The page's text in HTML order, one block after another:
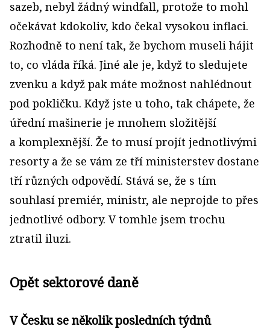
sazeb, nebyl žádný windfall, protože to mohl
očekávat kdokoliv, kdo čekal vysokou inflaci.
Rozhodně to není tak, že bychom museli hájit
to, co vláda říká. Jiné ale je, když to sledujete
zvenku a když pak máte možnost nahlédnout
pod pokličku. Když jste u toho, tak chápete, že
úřední mašinerie je mnohem složitější
a komplexnější. Že to musí projít jednotlivými
resorty a že se vám ze tří ministerstev dostane
tří různých odpovědí. Stává se, že s tím
souhlasí premiér, ministr, ale neprojde to přes
jednotlivé odbory. V tomhle jsem trochu
ztratil iluzi.
Opět sektorové daně
V Česku se několik posledních týdnů